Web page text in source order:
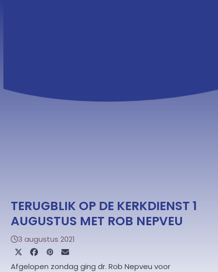
TERUGBLIK OP DE KERKDIENST 1
AUGUSTUS MET ROB NEPVEU
3 augustus 2021
Afgelopen zondag ging dr. Rob Nepveu voor